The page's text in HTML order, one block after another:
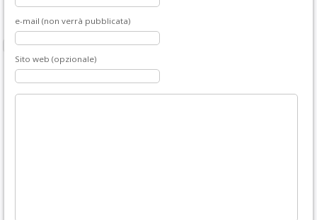
e-mail (non verrà pubblicata)
Sito web (opzionale)